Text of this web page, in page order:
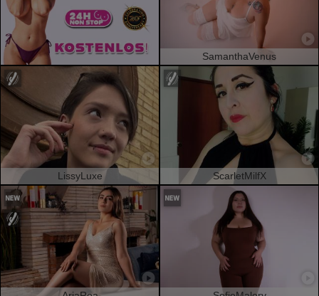
SamanthaVenus
LissyLuxe ScarletMilfX